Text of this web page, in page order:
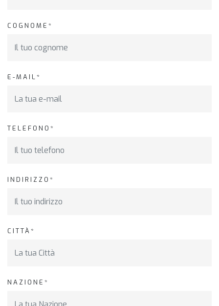
COGNOME*
E-MAIL*
TELEFONO*
INDIRIZZO*
CITTÀ*
NAZIONE*